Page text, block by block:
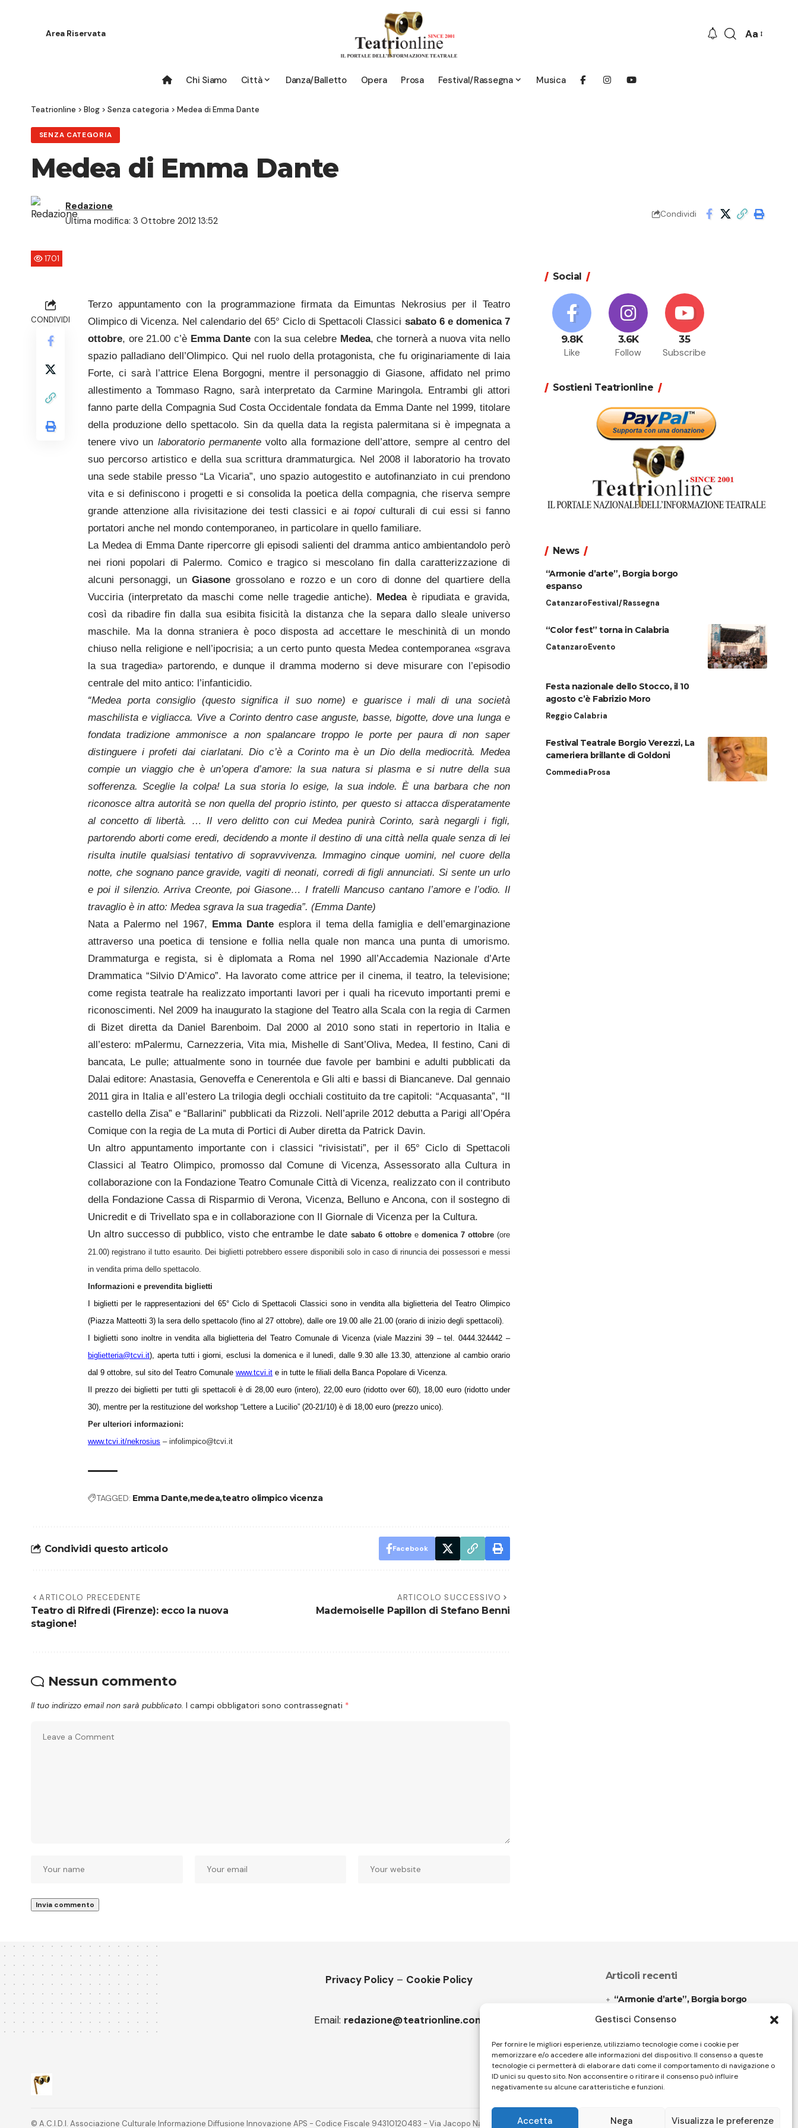
Gestisci Consenso
Per fornire le migliori esperienze, utilizziamo tecnologie come i cookie per
memorizzare e/o accedere alle informazioni del dispositivo. Il consenso a queste
tecnologie ci permetterà di elaborare dati come il comportamento di navigazione o
ID unici su questo sito. Non acconsentire o ritirare il consenso può influire
negativamente su alcune caratteristiche e funzioni.
Accetta Nega Visualizza le preferenze
Area Riservata
Font
Aa
Chi Siamo Città Danza/Balletto Opera Prosa Festival/Rassegna Musica
Teatrionline > Blog > Senza categoria > Medea di Emma Dante
SENZA CATEGORIA
Medea di Emma Dante
Ultima modifica: 3 Ottobre 2012 13:52
Redazione
Condividi
1701
CONDIVIDI
Terzo appuntamento con la programmazione firmata da Eimuntas Nekrosius per il Teatro
Olimpico di Vicenza. Nel calendario del 65° Ciclo di Spettacoli Classici sabato 6 e domenica 7
ottobre, ore 21.00 c’è Emma Dante con la sua celebre Medea, che tornerà a nuova vita nello
spazio palladiano dell’Olimpico. Qui nel ruolo della protagonista, che fu originariamente di Iaia
Forte, ci sarà l’attrice Elena Borgogni, mentre il personaggio di Giasone, affidato nel primo
allestimento a Tommaso Ragno, sarà interpretato da Carmine Maringola. Entrambi gli attori
fanno parte della Compagnia Sud Costa Occidentale fondata da Emma Dante nel 1999, titolare
della produzione dello spettacolo. Sin da quella data la regista palermitanasi è impegnata a
tenere vivo un laboratorio permanentevolto alla formazione dell’attore, sempre al centro del
suo percorso artistico e della sua scrittura drammaturgica. Nel 2008 il laboratorio ha trovato
una sede stabile presso “La Vicaria”, uno spazio autogestito e autofinanziato in cui prendono
vita e si definiscono i progetti e si consolida la poetica della compagnia, che riserva sempre
grande attenzione allarivisitazione dei testi classici e aitopoi culturali di cui essi si fanno
portatori anche nel mondo contemporaneo, in particolare in quello familiare.
La Medea di Emma Dante ripercorre gli episodi salienti del dramma antico ambientandolo però
nei rioni popolari di Palermo. Comico e tragico si mescolano fin dalla caratterizzazione di
alcuni personaggi, unGiasone grossolano e rozzo e un coro di donne del quartiere della
Vucciria (interpretato da maschi come nelle tragedie antiche). Medeaè ripudiata e gravida,
così da ribadire fin dalla sua esibita fisicità la distanza che la separa dallo sleale universo
maschile. Ma la donna straniera è poco disposta ad accettare le meschinità di un mondo
chiuso nella religione e nell’ipocrisia; a un certo punto questa Medea contemporanea «sgrava
la sua tragedia» partorendo, e dunque il dramma moderno si deve misurare con l’episodio
centrale del mito antico: l’infanticidio.
“Medea porta consiglio (questo significa il suo nome) e guarisce i mali di una società
maschilista e vigliacca. Vive a Corinto dentro case anguste, basse, bigotte, dove una lunga e
fondata tradizione ammonisce a non spalancare troppo le porte per paura di non saper
distinguere i profeti dai ciarlatani. Dio c’è a Corinto ma è un Dio della mediocrità. Medea
compie un viaggio che è un’opera d’amore: la sua natura si plasma e si nutre della sua
sofferenza. Sceglie la colpa! La sua storia lo esige, la sua indole. È una barbara che non
riconosce altra autorità se non quella del proprio istinto, per questo si attacca disperatamente
al concetto di libertà. … Il vero delitto con cui Medea punirà Corinto, sarà negargli i figli,
partorendo aborti come eredi, decidendo a monte il destino di una città nella quale senza di lei
risulta inutile qualsiasi tentativo di sopravvivenza. Immagino cinque uomini, nel cuore della
notte, che sognano pance gravide, vagiti di neonati, corredi di figli annunciati. Si sente un urlo
e poi il silenzio. Arriva Creonte, poi Giasone… I fratelli Mancuso cantano l’amore e l’odio. Il
travaglio è in atto: Medea sgrava la sua tragedia”. (Emma Dante)
Nata a Palermo nel 1967, Emma Dante esplora il tema della famiglia e dell’emarginazione
attraverso una poetica di tensione e follia nella quale non manca una punta di umorismo.
Drammaturga e regista, si è diplomata a Roma nel 1990 all’Accademia Nazionale d’Arte
Drammatica “Silvio D’Amico”. Ha lavorato come attrice per il cinema, il teatro, la televisione;
come regista teatrale ha realizzato importanti lavori per i quali ha ricevuto importanti premi e
riconoscimenti. Nel 2009 ha inaugurato la stagione del Teatro alla Scala con la regia di Carmen
di Bizet diretta da Daniel Barenboim. Dal 2000 al 2010 sono stati in repertorio in Italia e
all’estero: mPalermu, Carnezzeria, Vita mia, Mishelle di Sant’Oliva, Medea, Il festino, Cani di
bancata, Le pulle; attualmente sono in tournée due favole per bambini e adulti pubblicati da
Dalai editore: Anastasia, Genoveffa e Cenerentola e Gli alti e bassi di Biancaneve. Dal gennaio
2011 gira in Italia e all’estero La trilogia degli occhiali costituito da tre capitoli: “Acquasanta”, “Il
castello della Zisa” e “Ballarini” pubblicati da Rizzoli. Nell’aprile 2012 debutta a Parigi all’Opéra
Comique con la regia de La muta di Portici di Auber diretta da Patrick Davin.
Un altro appuntamento importante con i classici “rivisistati”, per il 65° Ciclo di Spettacoli
Classici al Teatro Olimpico, promosso dal Comune di Vicenza, Assessorato alla Cultura in
collaborazione con la Fondazione Teatro Comunale Città di Vicenza, realizzato con il contributo
della Fondazione Cassa di Risparmio di Verona, Vicenza, Belluno e Ancona, con il sostegno di
Unicredit e di Trivellato spa e in collaborazione con Il Giornale di Vicenza per la Cultura.
Un altro successo di pubblico, visto che entrambe le datesabato 6 ottobre e domenica 7 ottobre(ore
21.00) registrano il tutto esaurito. Dei biglietti potrebbero essere disponibili solo in caso di rinuncia dei possessori e messi
in vendita prima dello spettacolo.
Informazioni e prevendita biglietti
I biglietti per le rappresentazioni del 65° Ciclo di Spettacoli Classici sono in vendita alla biglietteria del Teatro Olimpico
(Piazza Matteotti 3) la sera dello spettacolo (fino al 27 ottobre), dalle ore 19.00 alle 21.00 (orario di inizio degli spettacoli).
I biglietti sono inoltre in vendita alla biglietteria del Teatro Comunale di Vicenza (viale Mazzini 39 – tel. 0444.324442 –
biglietteria@tcvi.it), aperta tutti i giorni, esclusi la domenica e il lunedì, dalle 9.30 alle 13.30, attenzione al cambio orario
dal 9 ottobre, sul sito del Teatro Comunale www.tcvi.it e in tutte le filiali della Banca Popolare di Vicenza.
Il prezzo dei biglietti per tutti gli spettacoli è di 28,00 euro (intero), 22,00 euro (ridotto over 60), 18,00 euro (ridotto under
30), mentre per la restituzione del workshop “Lettere a Lucilio” (20-21/10) è di 18,00 euro (prezzo unico).
Per ulteriori informazioni:
www.tcvi.it/nekrosius – infolimpico@tcvi.it
TAGGED: Emma Dantemedeateatro olimpico vicenza
Condividi questo articolo Facebook
ARTICOLO PRECEDENTE
Teatro di Rifredi (Firenze): ecco la nuova
stagione!
ARTICOLO SUCCESSIVO
Mademoiselle Papillon di Stefano Benni
Nessun commento
Il tuo indirizzo email non sarà pubblicato. I campi obbligatori sono contrassegnati *
Social
9.8K
Like
3.6K
Follow
35
Subscribe
Sostieni Teatrionline
News
“Armonie d’arte”, Borgia borgo
espanso
CatanzaroFestival/Rassegna
“Color fest” torna in Calabria
CatanzaroEvento
Festa nazionale dello Stocco, il 10
agosto c’è Fabrizio Moro
Reggio Calabria
Festival Teatrale Borgio Verezzi, La
cameriera brillante di Goldoni
CommediaProsa
Privacy Policy – Cookie Policy
Email: redazione@teatrionline.com
Articoli recenti
“Armonie d’arte”, Borgia borgo
Follow US
© A.C.I.D.I. Associazione Culturale Informazione Diffusione Innovazione APS - Codice Fiscale 94310120483 - Via Jacopo Nardi 21 - 50132 Firenze - SEO BY SIMONE ROMPIETTI SR WEB